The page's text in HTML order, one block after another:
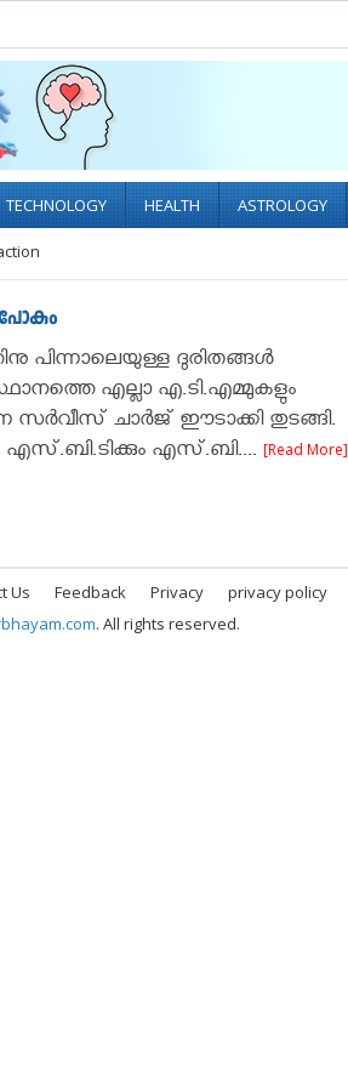
TECHNOLOGY HEALTH ASTROLOGY
പോകും
പിന്നാലെയുള്ള ദുരിതങ്ങള്‍
എല്ലാ എ.ടി.എമ്മുകളും
സര്‍വീസ് ചാര്‍ജ് ഈടാക്കി തുടങ്ങി.
എസ്.ബി.ടിക്കും എസ്.ബി.... [Read More]
Us Feedback Privacy privacy policy
. All rights reserved.